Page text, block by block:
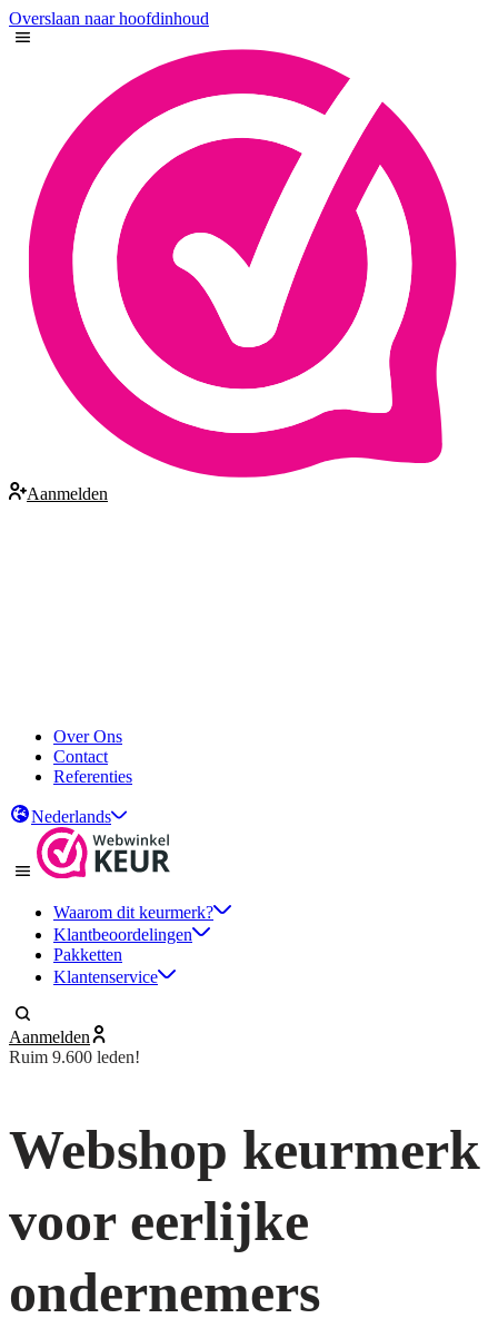
Overslaan naar hoofdinhoud
Aanmelden
Over Ons
Contact
Referenties
Nederlands
Waarom dit keurmerk?
Klantbeoordelingen
Pakketten
Klantenservice
Aanmelden
Ruim 9.600 leden!
Webshop keurmerk
voor eerlijke
ondernemers